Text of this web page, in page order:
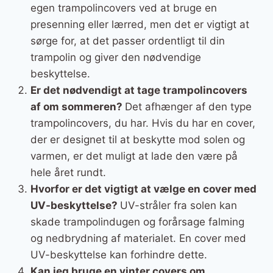
egen trampolincovers ved at bruge en
presenning eller lærred, men det er vigtigt at
sørge for, at det passer ordentligt til din
trampolin og giver den nødvendige
beskyttelse.
Er det nødvendigt at tage trampolincovers
af om sommeren? Det afhænger af den type
trampolincovers, du har. Hvis du har en cover,
der er designet til at beskytte mod solen og
varmen, er det muligt at lade den være på
hele året rundt.
Hvorfor er det vigtigt at vælge en cover med
UV-beskyttelse? UV-stråler fra solen kan
skade trampolindugen og forårsage falming
og nedbrydning af materialet. En cover med
UV-beskyttelse kan forhindre dette.